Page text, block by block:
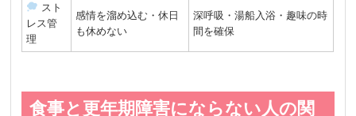
スト
レス管
理
感情を溜め込む・休日
も休めない
深呼吸・湯船入浴・趣味の時
間を確保
食事と更年期障害にならない人の関